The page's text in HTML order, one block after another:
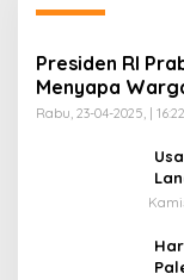
Presiden RI
Menyapa
Rabu, 23-04-2025, | 16:22,